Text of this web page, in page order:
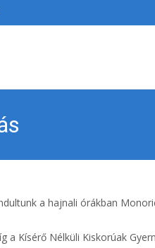
a hajnali órákban
a Kísérő Nélküli Kiskorúak